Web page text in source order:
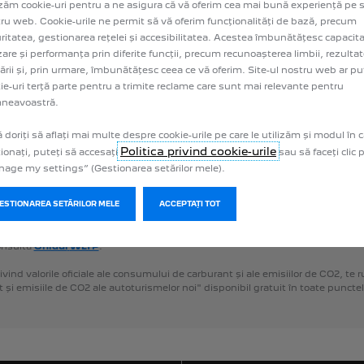
in Romania beneficiaza de urmatoarele garantii:
VU-2 ani fara limita de kilometri / VP- 4 ani sau 100.000 km, in functie
VP -12 ani.
beneficiaza de o durata extinsa a garantiei pentru bateria de tractiune de 8
utilitar. Informatiile prezentate
și emisiile de CO2 respectă omologarea WLTP (Regulamentul UE
noi omologarea de tip se acordă conform Procedurii de testare a
Harmonised Light Vehicle Test Procedure, WLTP), o procedură
mai mari decât cele măsurate prin NEDC.
specifice, opțiuni și tipul anvelopelor. Pentru
Ghidul WLTP.
valorile oficiale ale consumului de carburant și ale emisiilor de CO2, te
și emisiile de CO2 ale autoturismelor noi" disponibil gratuit în toate
cookie-uri pentru a ne asigura că vă oferim cea mai bună experiență pe
web. Cookie-urile ne permit să vă oferim funcționalități de bază, precum
gestionarea rețelei și accesibilitatea. Acestea îmbunătățesc
și performanța prin diferite funcții, precum recunoașterea limbii,
și, prin urmare, îmbunătățesc ceea ce vă oferim. Site-ul nostru web ar
uri terță parte pentru a trimite reclame care sunt mai relevante pentru
doriți să aflați mai multe despre cookie-urile pe care le utilizăm și modul în
puteți să accesați Politica privind cookie-urile sau să faceți clic
my settings” (Gestionarea setărilor mele).
GESTIONAREA SETĂRILOR MELE ACCEPTAȚI TOT